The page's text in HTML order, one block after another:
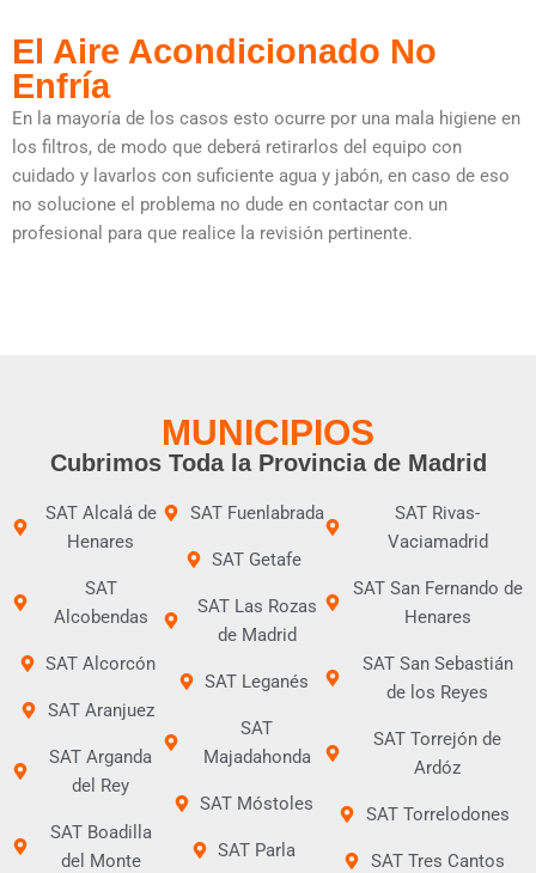
El Aire Acondicionado No
Enfría
En la mayoría de los casos esto ocurre por una mala higiene en
los filtros, de modo que deberá retirarlos del equipo con
cuidado y lavarlos con suficiente agua y jabón, en caso de eso
no solucione el problema no dude en contactar con un
profesional para que realice la revisión pertinente.
MUNICIPIOS
Cubrimos Toda la Provincia de Madrid
SAT Alcalá de
Henares
SAT
Alcobendas
SAT Alcorcón
SAT Aranjuez
SAT Arganda
del Rey
SAT Boadilla
del Monte
SAT Fuenlabrada
SAT Getafe
SAT Las Rozas
de Madrid
SAT Leganés
SAT
Majadahonda
SAT Móstoles
SAT Parla
SAT Rivas-
Vaciamadrid
SAT San Fernando de
Henares
SAT San Sebastián
de los Reyes
SAT Torrejón de
Ardóz
SAT Torrelodones
SAT Tres Cantos